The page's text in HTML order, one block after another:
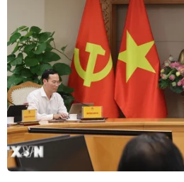
CƠ QUAN CHỦ QUẢN: THÔNG TẤN XÃ VIỆT
Tổng Biên tập: TRẦN TIẾN DUẨN
Phó Tổng Biên tập: NGUYỄN THỊ
THỦY
Sở hữu trí tuệ
RSS
Hỗ
Ngôn ngữ